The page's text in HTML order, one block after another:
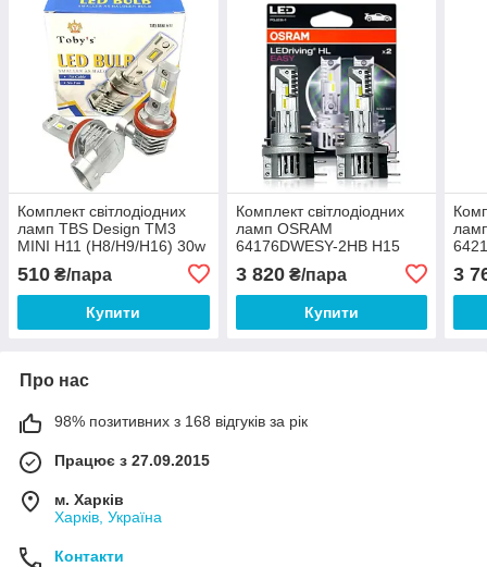
Комплект світлодіодних
ламп TBS Design TM3
MINI H11 (H8/H9/H16) 30w
510 ₴/пара
Купити
Комплект світлодіодних
ламп OSRAM
64176DWESY-2HB H15
LEDriving HL EASY 6500K
12V
3 820₴/пара
Купити
3
Про нас
98% позитивних з 168 відгуків за рік
Працює з 27.09.2015
м. Харків
Харків, Україна
Контакти